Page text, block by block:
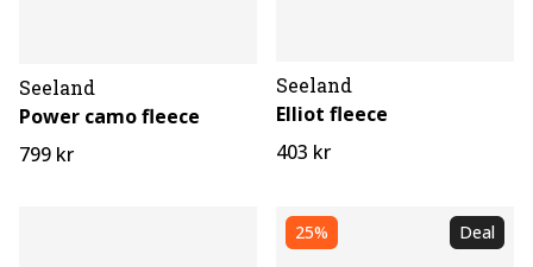
Seeland
Power camo fleece
799 kr
Seeland
Elliot fleece
403 kr
25% Deal